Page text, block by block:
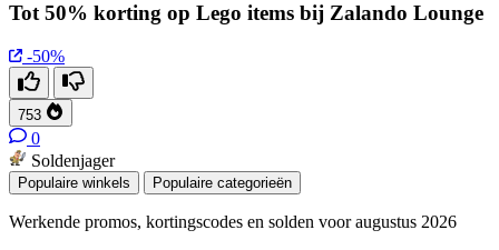
Tot 50% korting op Lego items bij Zalando Lounge
-50%
753
0
Soldenjager
Populaire winkels Populaire categorieën
Werkende promos, kortingscodes en solden voor augustus 2026